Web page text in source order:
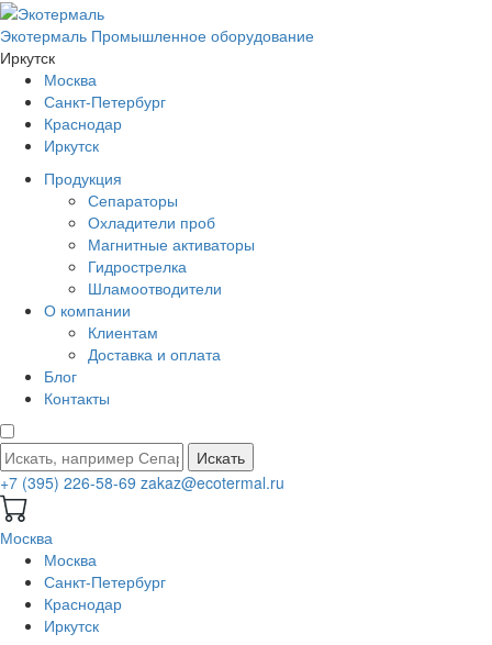
Экотермаль Промышленное оборудование
Иркутск
Москва
Санкт-Петербург
Краснодар
Иркутск
Продукция
Сепараторы
Охладители проб
Магнитные активаторы
Гидрострелка
Шламоотводители
О компании
Клиентам
Доставка и оплата
Блог
Контакты
Искать
+7 (395) 226-58-69 zakaz@ecotermal.ru
Москва
Москва
Санкт-Петербург
Краснодар
Иркутск